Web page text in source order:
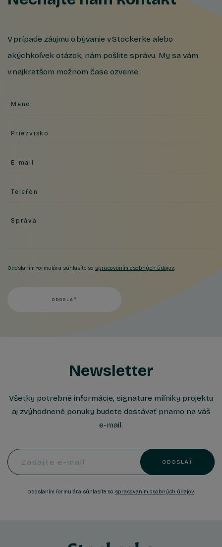
V prípade záujmu o bývanie v Stockerke alebo
akýchkoľvek otázok, nám pošlite správu. My sa vám
v najkratšom možnom čase ozveme.
Meno
Priezvisko
E-mail
Telefón
Správa
Odoslaním formulára súhlasíte so spracovaním osobných údajov.
ODOSLAŤ
Newsletter
Všetky potrebné informácie, signature míľniky projektu
aj zvýhodnené ponuky budete dostávať priamo na váš
e-mail.
Zadajte e-mail ODOSLAŤ
Odoslaním formulára súhlasíte so spracovaním osobných údajov.